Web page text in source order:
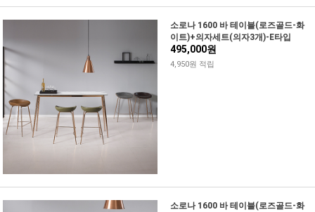
소로나 1600 바 테이블(로즈골드-화
이트)+의자세트(의자3개)-E타입
495,000원
4,950원 적립
소로나 1600 바 테이블(로즈골드-화